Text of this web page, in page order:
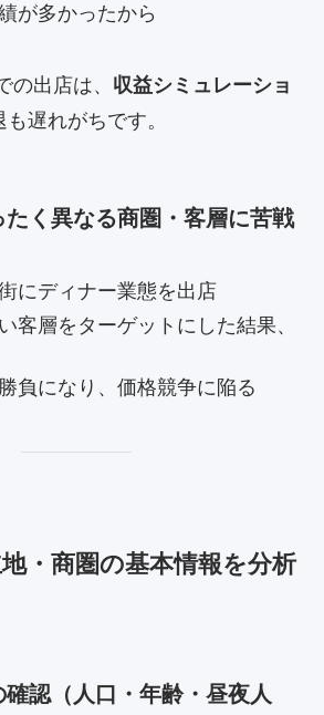
が多かったから
出店は、 収益シミュレーショ
遅れがちです。
く異なる商圏・客層に苦戦
にディナー業態を出店
客層をターゲットにした結果、
負になり、価格競争に陥る
・商圏の基本情報を分析
認（人口・年齢・昼夜人